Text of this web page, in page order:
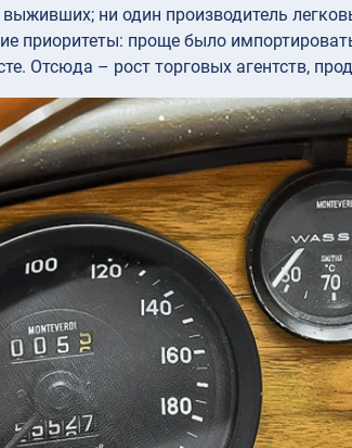
ни один производитель
приоритеты: проще было
Отсюда – рост торговых агентств,